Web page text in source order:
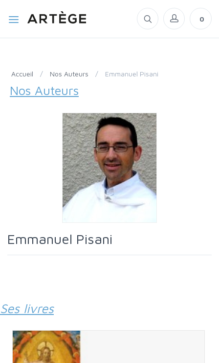
0
Accueil / Nos Auteurs / Emmanuel Pisani
Nos Auteurs
Emmanuel Pisani
Ses livres